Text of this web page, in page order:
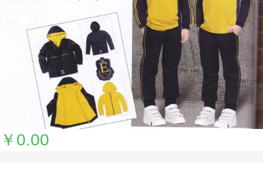
yxxf_0063
￥0.00